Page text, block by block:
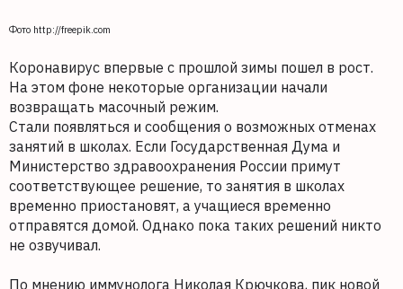
Фото http://freepik.com
Коронавирус впервые с прошлой зимы пошел в рост.
На этом фоне некоторые организации начали
возвращать масочный режим.
Стали появляться и сообщения о возможных отменах
занятий в школах. Если Государственная Дума и
Министерство здравоохранения России примут
соответствующее решение, то занятия в школах
временно приостановят, а учащиеся временно
отправятся домой. Однако пока таких решений никто
не озвучивал.
По мнению иммунолога Николая Крючкова, пик новой